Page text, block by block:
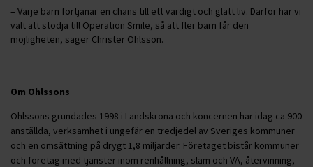
– Varje barn förtjänar en chans till ett värdigt och glatt liv. Därför har vi
valt att stödja till Operation Smile, så att fler barn får den
möjligheten, säger Christer Ohlsson.
Om Ohlssons
Ohlssons grundades 1998 i Landskrona och koncernen har idag ca 900
anställda, verksamhet i ungefär en tredjedel av Sveriges kommuner
och en omsättning på drygt 1,8 miljarder. Företaget bistår kommuner
och företag med tjänster inom renhållning, slam och VA, återvinning,